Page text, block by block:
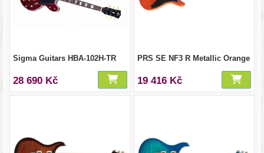
Sigma Guitars HBA-102H-TR
28 690 Kč
PRS SE NF3 R Metallic Orange
19 416 Kč